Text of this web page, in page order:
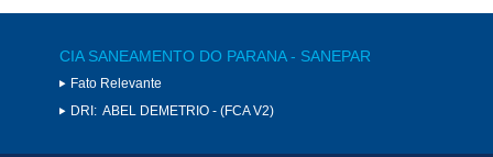
CIA SANEAMENTO DO PARANA - SANEPAR
Fato Relevante
DRI: ABEL DEMETRIO - (FCA V2)